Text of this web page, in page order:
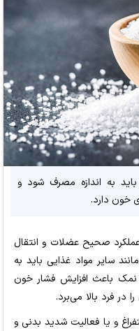
به اندازه مصرف شود و
خون دارد.
صحیح عضلات و انتقال
سایر مواد غذایی باید به
باعث افزایش فشار خون
فرد بالا می‌برد.
و یا فعالیت شدید بدنی و